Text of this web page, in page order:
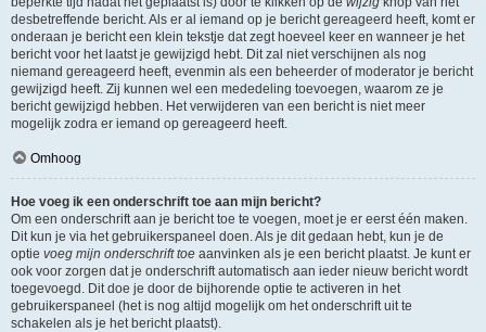
desbetreffende bericht. Als er al iemand op je bericht gereageerd heeft, komt er
onderaan je bericht een klein tekstje dat zegt hoeveel keer en wanneer je het
bericht voor het laatst je gewijzigd hebt. Dit zal niet verschijnen als nog
niemand gereageerd heeft, evenmin als een beheerder of moderator je bericht
gewijzigd heeft. Zij kunnen wel een mededeling toevoegen, waarom ze je
bericht gewijzigd hebben. Het verwijderen van een bericht is niet meer
mogelijk zodra er iemand op gereageerd heeft.
Omhoog
Hoe voeg ik een onderschrift toe aan mijn bericht?
Om een onderschrift aan je bericht toe te voegen, moet je er eerst één maken.
Dit kun je via het gebruikerspaneel doen. Als je dit gedaan hebt, kun je de
optie voeg mijn onderschrift toe aanvinken als je een bericht plaatst. Je kunt er
ook voor zorgen dat je onderschrift automatisch aan ieder nieuw bericht wordt
toegevoegd. Dit doe je door de bijhorende optie te activeren in het
gebruikerspaneel (het is nog altijd mogelijk om het onderschrift uit te
schakelen als je het bericht plaatst).